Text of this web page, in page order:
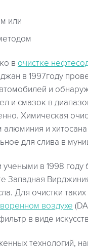
или
в очистке
в 1997году
и
и смазок в
Химическая
и
для слива в
учеными в 1998
Западная
Для очистки
воздухе
в виде
технологий,